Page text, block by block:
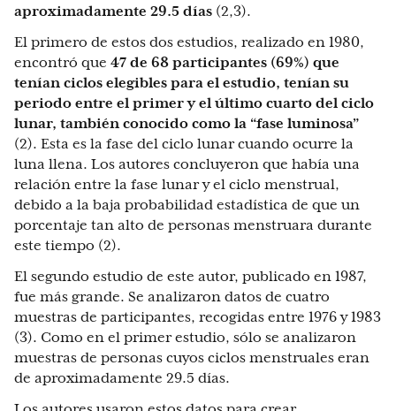
aproximadamente 29.5 días (2,3).
El primero de estos dos estudios, realizado en 1980,
encontró que 47 de 68 participantes (69%) que
tenían ciclos elegibles para el estudio, tenían su
periodo entre el primer y el último cuarto del ciclo
lunar, también conocido como la “fase luminosa”
(2). Esta es la fase del ciclo lunar cuando ocurre la
luna llena. Los autores concluyeron que había una
relación entre la fase lunar y el ciclo menstrual,
debido a la baja probabilidad estadística de que un
porcentaje tan alto de personas menstruara durante
este tiempo (2).
El segundo estudio de este autor, publicado en 1987,
fue más grande. Se analizaron datos de cuatro
muestras de participantes, recogidas entre 1976 y 1983
(3). Como en el primer estudio, sólo se analizaron
muestras de personas cuyos ciclos menstruales eran
de aproximadamente 29.5 días.